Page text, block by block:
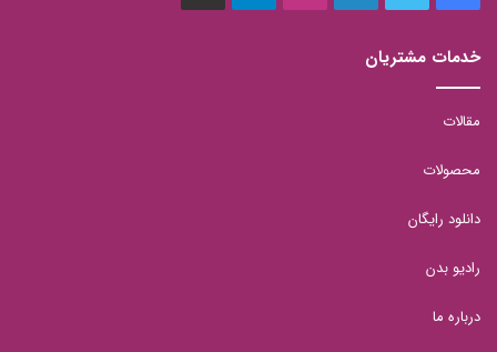
خدمات مشتریان
مقالات
محصولات
دانلود رایگان
رادیو بدن
درباره ما